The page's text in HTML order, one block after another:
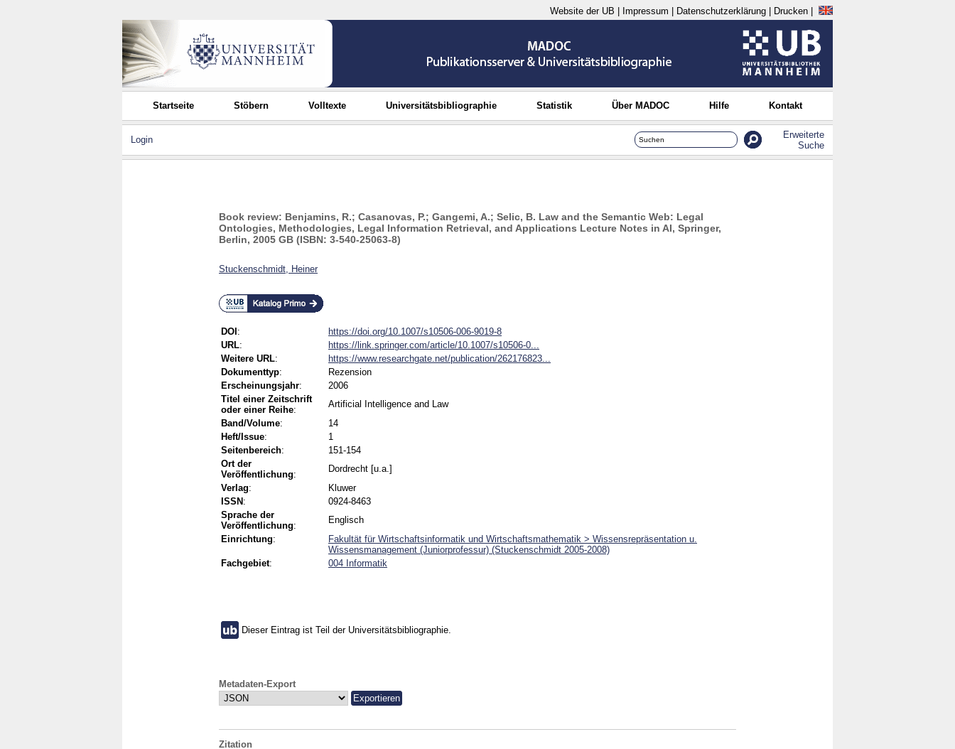
Website der UB Impressum Datenschutzerklärung Drucken
Startseite Stöbern Volltexte Universitätsbibliographie Statistik Über MADOC Hilfe Kontakt
Login
Erweiterte
Suche
Book review: Benjamins, R.; Casanovas, P.; Gangemi, A.; Selic, B. Law and the Semantic Web: Legal
Ontologies, Methodologies, Legal Information Retrieval, and Applications Lecture Notes in AI, Springer,
Berlin, 2005 GB (ISBN: 3-540-25063-8)
Stuckenschmidt, Heiner
DOI :
https://doi.org/10.1007/s10506-006-9019-8
URL:
https://link.springer.com/article/10.1007/s10506-0...
Weitere URL:
https://www.researchgate.net/publication/262176823...
Dokumenttyp:
Rezension
Erscheinungsjahr:
2006
Titel einer Zeitschrift
oder einer Reihe:
Artificial Intelligence and Law
Band/Volume:
14
Heft/Issue:
1
Seitenbereich:
151-154
Ort der
Veröffentlichung:
Dordrecht [u.a.]
Verlag:
Kluwer
ISSN :
0924-8463
Sprache der
Veröffentlichung:
Englisch
Einrichtung:
Fakultät für Wirtschaftsinformatik und Wirtschaftsmathematik > Wissensrepräsentation u.
Wissensmanagement (Juniorprofessur) (Stuckenschmidt 2005-2008)
Fachgebiet: 004 Informatik
Dieser Eintrag ist Teil der Universitätsbibliographie.
Metadaten-Export
Zitation